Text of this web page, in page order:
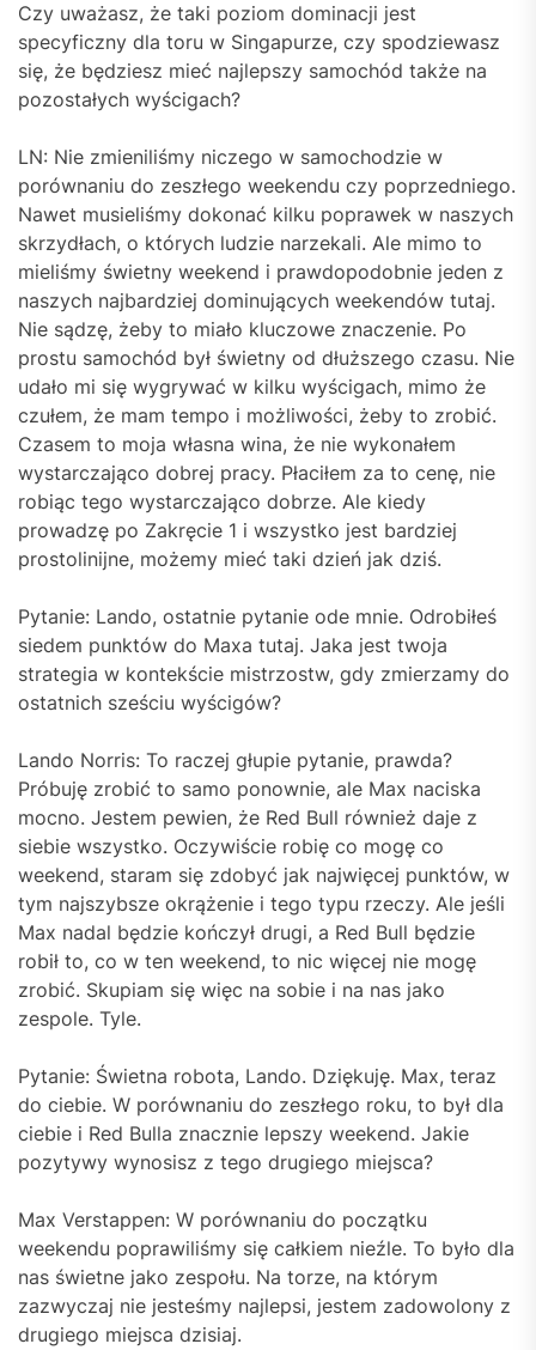
Czy uważasz, że taki poziom dominacji jest
specyficzny dla toru w Singapurze, czy spodziewasz
się, że będziesz mieć najlepszy samochód także na
pozostałych wyścigach?
LN: Nie zmieniliśmy niczego w samochodzie w
porównaniu do zeszłego weekendu czy poprzedniego.
Nawet musieliśmy dokonać kilku poprawek w naszych
skrzydłach, o których ludzie narzekali. Ale mimo to
mieliśmy świetny weekend i prawdopodobnie jeden z
naszych najbardziej dominujących weekendów tutaj.
Nie sądzę, żeby to miało kluczowe znaczenie. Po
prostu samochód był świetny od dłuższego czasu. Nie
udało mi się wygrywać w kilku wyścigach, mimo że
czułem, że mam tempo i możliwości, żeby to zrobić.
Czasem to moja własna wina, że nie wykonałem
wystarczająco dobrej pracy. Płaciłem za to cenę, nie
robiąc tego wystarczająco dobrze. Ale kiedy
prowadzę po Zakręcie 1 i wszystko jest bardziej
prostolinijne, możemy mieć taki dzień jak dziś.
Pytanie: Lando, ostatnie pytanie ode mnie. Odrobiłeś
siedem punktów do Maxa tutaj. Jaka jest twoja
strategia w kontekście mistrzostw, gdy zmierzamy do
ostatnich sześciu wyścigów?
Lando Norris: To raczej głupie pytanie, prawda?
Próbuję zrobić to samo ponownie, ale Max naciska
mocno. Jestem pewien, że Red Bull również daje z
siebie wszystko. Oczywiście robię co mogę co
weekend, staram się zdobyć jak najwięcej punktów, w
tym najszybsze okrążenie i tego typu rzeczy. Ale jeśli
Max nadal będzie kończył drugi, a Red Bull będzie
robił to, co w ten weekend, to nic więcej nie mogę
zrobić. Skupiam się więc na sobie i na nas jako
zespole. Tyle.
Pytanie: Świetna robota, Lando. Dziękuję. Max, teraz
do ciebie. W porównaniu do zeszłego roku, to był dla
ciebie i Red Bulla znacznie lepszy weekend. Jakie
pozytywy wynosisz z tego drugiego miejsca?
Max Verstappen: W porównaniu do początku
weekendu poprawiliśmy się całkiem nieźle. To było dla
nas świetne jako zespołu. Na torze, na którym
zazwyczaj nie jesteśmy najlepsi, jestem zadowolony z
drugiego miejsca dzisiaj.